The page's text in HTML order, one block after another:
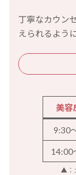
丁寧なカウン
えられるよう
美容
9:30
14:00
▲：